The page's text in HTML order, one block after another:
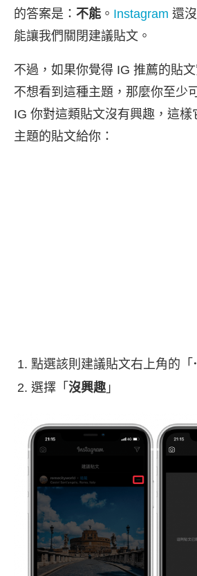
的答案是： 不能 。 Instagram 還
能讓我們關閉建議貼文。
不過，如果你覺得 IG 推薦的貼
不想看到這種主題，那麼你至少
IG 你對這類貼文沒有興趣，這樣
主題的貼文給你：
點選該則建議貼文右上角的「
選擇「 沒興趣」